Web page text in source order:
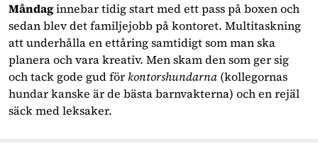
Måndag innebar tidig start med ett pass på boxen och
sedan blev det familjejobb på kontoret. Multitaskning
att underhålla en ettåring samtidigt som man ska
planera och vara kreativ. Men skam den som ger sig
och tack gode gud för kontorshundarna (kollegornas
hundar kanske är de bästa barnvakterna) och en rejäl
säck med leksaker.